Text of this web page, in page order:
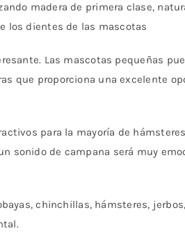
madera de primera clase,
los dientes de las mascotas
Las mascotas pequeñas
que proporciona una excelente
para la mayoría de
sonido de campana será muy
chinchillas, hámsteres,